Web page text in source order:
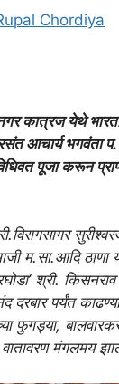
Chordiya
कात्रज येथे
आचार्य भगवंता
पूजा करून
म.सा.आदि ठाणा
श्री.
दरबार पर्यंत
फुगड्या,
मंगलमय